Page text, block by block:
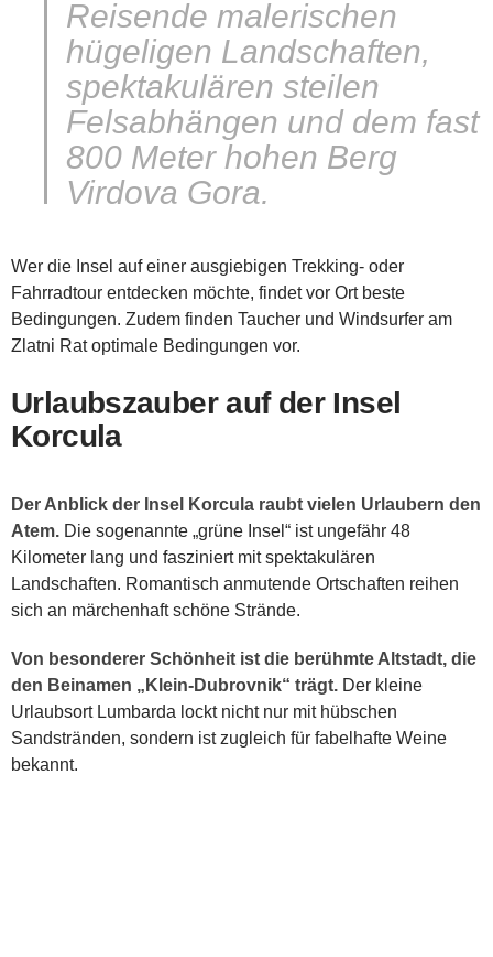
Reisende malerischen
hügeligen Landschaften,
spektakulären steilen
Felsabhängen und dem fast
800 Meter hohen Berg
Virdova Gora.
Wer die Insel auf einer ausgiebigen Trekking- oder
Fahrradtour entdecken möchte, findet vor Ort beste
Bedingungen. Zudem finden Taucher und Windsurfer am
Zlatni Rat optimale Bedingungen vor.
Urlaubszauber auf der Insel
Korcula
Der Anblick der Insel Korcula raubt vielen Urlaubern den
Atem. Die sogenannte „grüne Insel“ ist ungefähr 48
Kilometer lang und fasziniert mit spektakulären
Landschaften. Romantisch anmutende Ortschaften reihen
sich an märchenhaft schöne Strände.
Von besonderer Schönheit ist die berühmte Altstadt, die
den Beinamen „Klein-Dubrovnik“ trägt. Der kleine
Urlaubsort Lumbarda lockt nicht nur mit hübschen
Sandstränden, sondern ist zugleich für fabelhafte Weine
bekannt.